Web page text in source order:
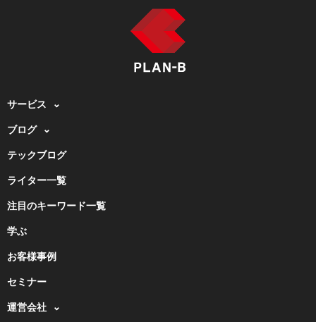
サービス
ブログ
テックブログ
ライター一覧
注目のキーワード一覧
学ぶ
お客様事例
セミナー
運営会社